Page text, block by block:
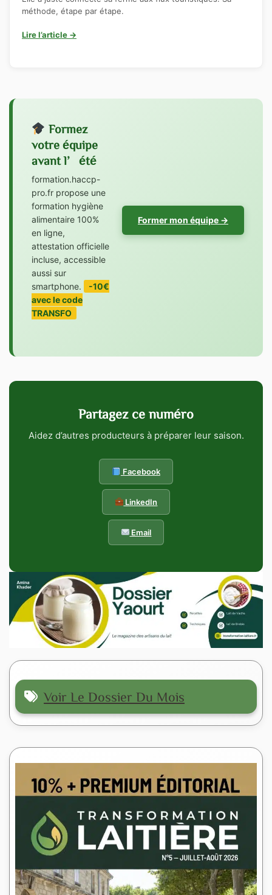
méthode, étape par étape.
Lire l’article →
Formez
votre équipe
avant l’été
formation.haccp-
pro.fr propose une
formation hygiène
alimentaire 100%
en ligne,
attestation officielle
incluse, accessible
aussi sur
smartphone.
-10€
avec le code
TRANSFO
Former mon équipe →
Partagez ce numéro
Aidez d’autres producteurs à préparer leur saison.
Facebook
LinkedIn
Email
Voir Le Dossier Du Mois